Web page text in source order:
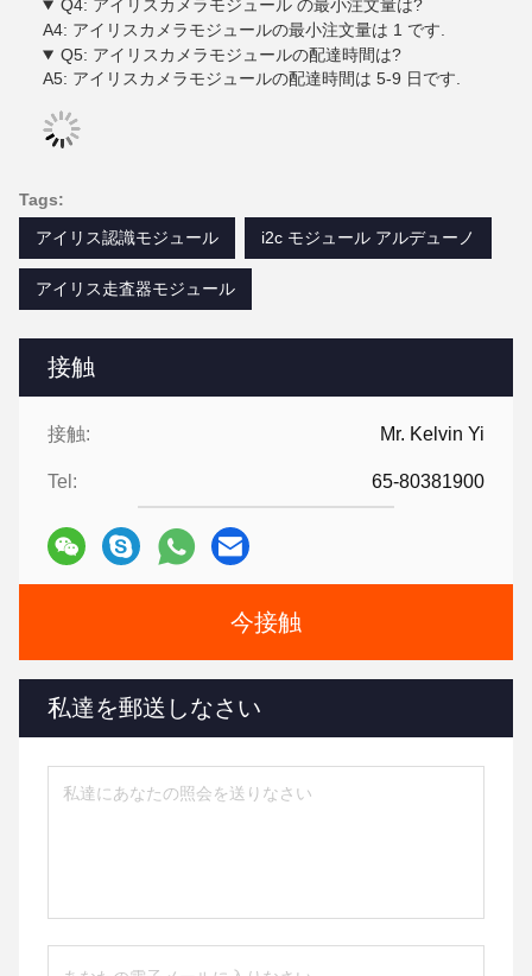
接触
接触: Mr. Kelvin Yi
Tel: 65-80381900
今接触
私達を郵送しなさい
Q4: アイリスカメラモジュール の最小注文量は?
A4: アイリスカメラモジュールの最小注文量は 1 です.
Q5: アイリスカメラモジュールの配達時間は?
A5: アイリスカメラモジュールの配達時間は 5-9 日です.
Tags:
アイリス認識モジュール
i2c モジュール アルデューノ
アイリス走査器モジュール